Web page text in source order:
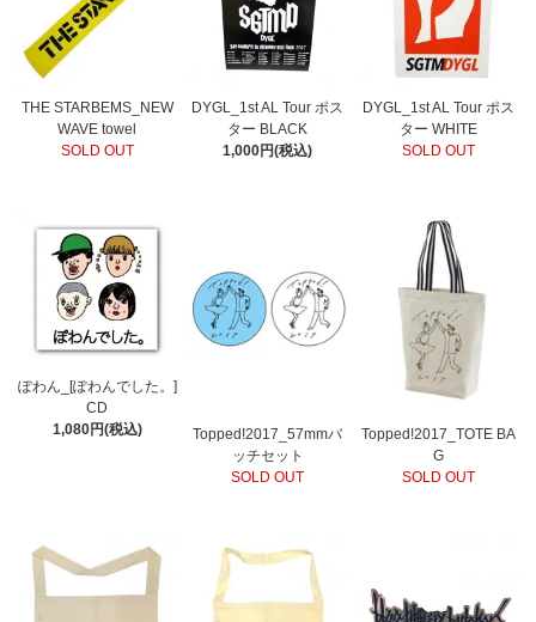
THE STARBEMS_NEW
WAVE towel
SOLD OUT
DYGL_1st AL Tour ポス
ター BLACK
1,000円(税込)
DYGL_1st AL Tour ポス
ター WHITE
SOLD OUT
ぽわん_[ぽわんでした。]
CD
1,080円(税込)
Topped!2017_57mmバ
ッチセット
SOLD OUT
Topped!2017_TOTE BA
G
SOLD OUT